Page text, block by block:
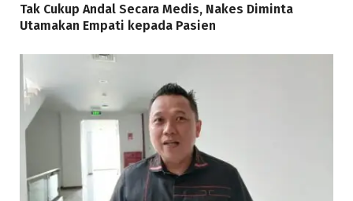
Tak Cukup Andal Secara Medis, Nakes Diminta
Utamakan Empati kepada Pasien